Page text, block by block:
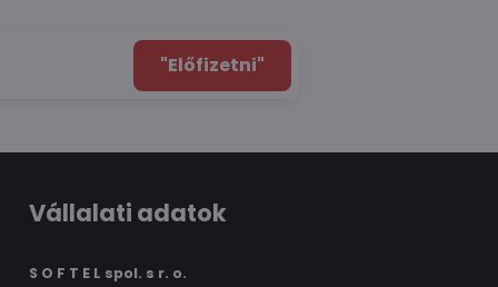
"Előfizetni"
Vállalati adatok
S O F T E L spol. s r. o.